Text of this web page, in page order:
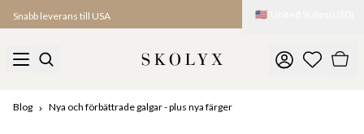
Snabb leverans till USA 🇺🇸
Blog Nya och förbättrade galgar - plus nya färger